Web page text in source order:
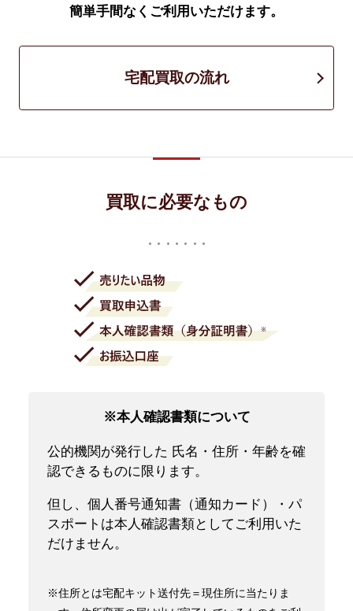
簡単手間なくご利用いただけます。
宅配買取の流れ
買取に必要なもの
※本人確認書類について
公的機関が発行した 氏名・住所・年齢を確
認できるものに限ります。
但し、個人番号通知書（通知カード）・パ
スポートは本人確認書類としてご利用いた
だけません。
※住所とは宅配キット送付先＝現住所に当たりま